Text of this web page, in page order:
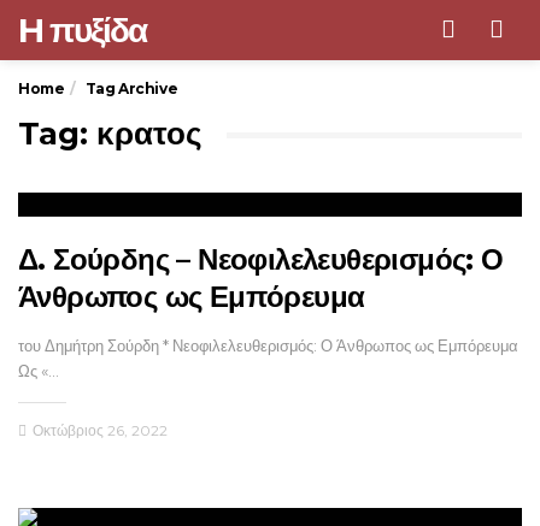
H πυξίδα
Home Tag Archive
Tag: κρατος
Δ. Σούρδης – Νεοφιλελευθερισμός: Ο
Άνθρωπος ως Εμπόρευμα
του Δημήτρη Σούρδη * Νεοφιλελευθερισμός: Ο Άνθρωπος ως Εμπόρευμα
Ως «…
Οκτώβριος 26, 2022